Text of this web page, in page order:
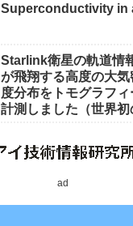
Superconductivity in
Starlink衛星の軌道情
が飛翔する高度の大
度分布をトモグラフ
計測しました（世界初
ad